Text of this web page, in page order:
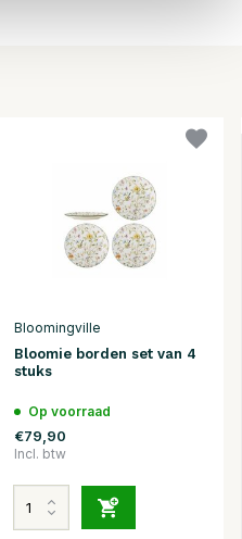
Bloomingville
Bloomie borden set van 4
stuks
Op voorraad
€79,90
Incl. btw